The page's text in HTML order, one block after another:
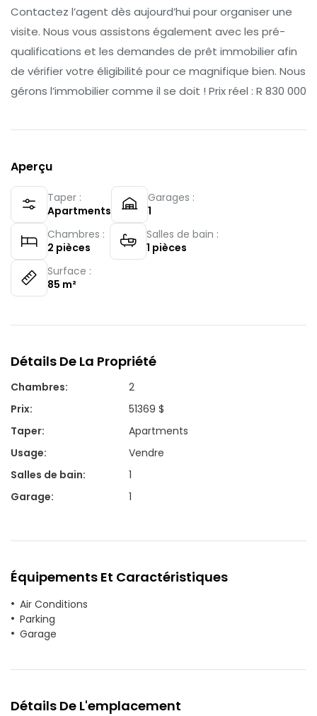
Contactez l’agent dès aujourd’hui pour organiser une
visite. Nous vous assistons également avec les pré-
qualifications et les demandes de prêt immobilier afin
de vérifier votre éligibilité pour ce magnifique bien. Nous
gérons l’immobilier comme il se doit ! Prix réel : R 830 000
Aperçu
Taper :
Apartments
Garages :
1
Chambres :
2 pièces
Salles de bain :
1 pièces
Surface :
85 m²
Détails De La Propriété
Chambres:
2
Prix:
51369 $
Taper:
Apartments
Usage:
Vendre
Salles de bain:
1
Garage: 1
Équipements Et Caractéristiques
Air Conditions
Parking
Garage
Détails De L'emplacement